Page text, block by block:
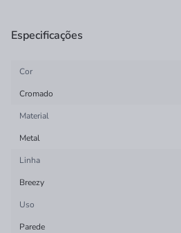
Especificações
Cor
Cromado
Material
Metal
Linha
Breezy
Uso
Parede